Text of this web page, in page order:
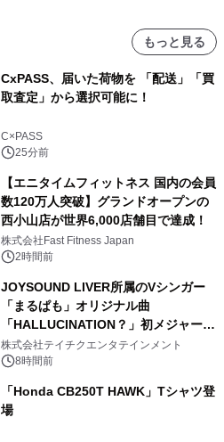
もっと見る
CxPASS、届いた荷物を 「配送」「買
取査定」から選択可能に！
C×PASS
25分前
【エニタイムフィットネス 国内の会員
数120万人突破】グランドオープンの
西小山店が世界6,000店舗目で達成！
株式会社Fast Fitness Japan
2時間前
JOYSOUND LIVER所属のVシンガー
「まるぱも」オリジナル曲
「HALLUCINATION？」初メジャー配
信リリース決定！
株式会社テイチクエンタテインメント
8時間前
「Honda CB250T HAWK」Tシャツ登
場